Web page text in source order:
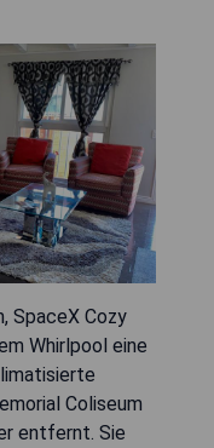
SpaceX Cozy
Whirlpool eine
Coliseum
entfernt. Sie